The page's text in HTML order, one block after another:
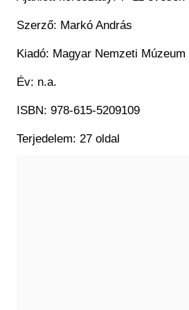
Szerző: Markó András
Kiadó: Magyar Nemzeti Múzeum
Év: n.a.
ISBN: 978-615-5209109
Terjedelem: 27 oldal